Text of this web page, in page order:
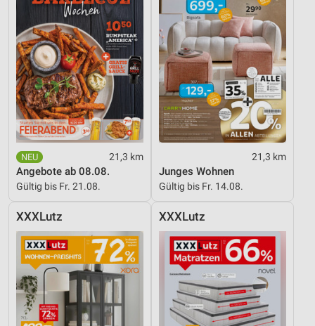
21,3 km
Angebote ab 08.08.
Gültig bis Fr. 21.08.
21,3 km
Junges Wohnen
Gültig bis Fr. 14.08.
XXXLutz XXXLutz